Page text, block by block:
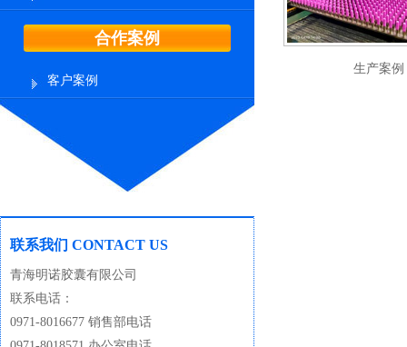
合作案例
客户案例
联系我们 CONTACT US
青海明诺胶囊有限公司
联系电话：
0971-8016677 销售部电话
生产案例